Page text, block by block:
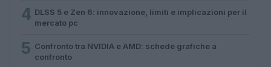
4 DLSS 5 e Zen 6: innovazione, limiti e implicazioni per il
mercato pc
5 Confronto tra NVIDIA e AMD: schede grafiche a
confronto